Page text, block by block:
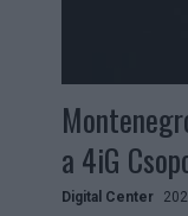
a 4iG
Digital Center